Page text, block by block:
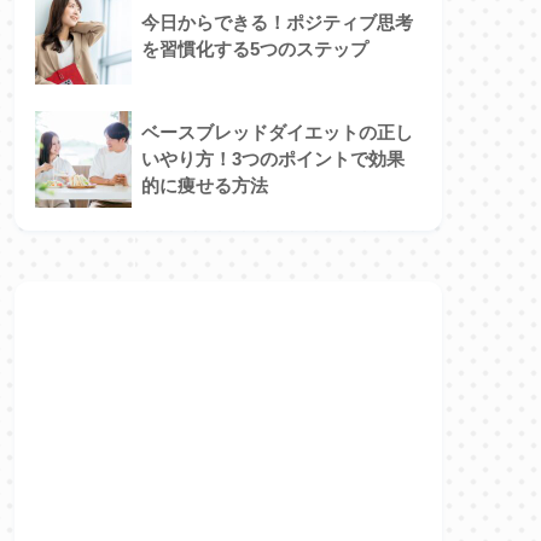
今日からできる！ポジティブ思考
を習慣化する5つのステップ
ベースブレッドダイエットの正し
いやり方！3つのポイントで効果
的に痩せる方法